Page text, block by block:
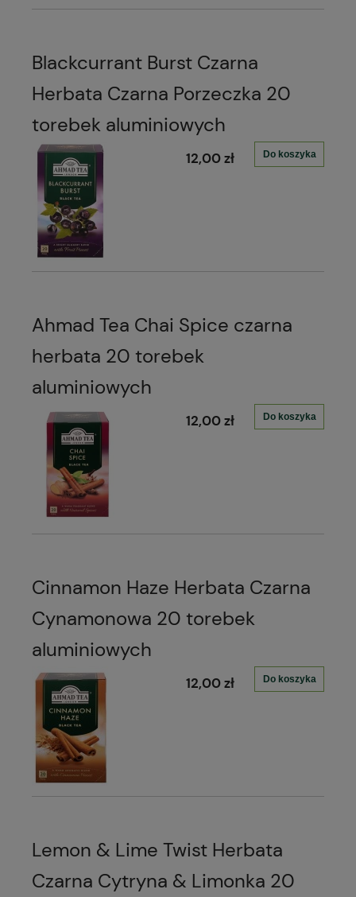
Blackcurrant Burst Czarna
Herbata Czarna Porzeczka 20
torebek aluminiowych
12,00 zł Do koszyka
Ahmad Tea Chai Spice czarna
herbata 20 torebek
aluminiowych
12,00 zł Do koszyka
Cinnamon Haze Herbata Czarna
Cynamonowa 20 torebek
aluminiowych
12,00 zł Do koszyka
Lemon & Lime Twist Herbata
Czarna Cytryna & Limonka 20